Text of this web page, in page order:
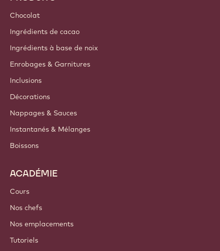
Chocolat
Ingrédients de cacao
Ingrédients à base de noix
Enrobages & Garnitures
Inclusions
Décorations
Nappages & Sauces
Instantanés & Mélanges
Boissons
ACADÉMIE
Cours
Nos chefs
Nos emplacements
Tutoriels